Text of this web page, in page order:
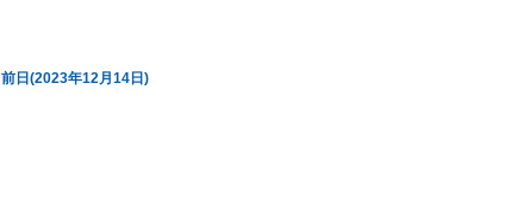
前日(2023年12月14日)